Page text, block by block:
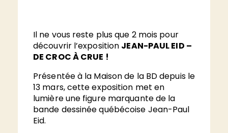
Il ne vous reste plus que 2 mois pour
découvrir l’exposition JEAN-PAUL EID –
DE CROC À CRUE !
Présentée à la Maison de la BD depuis le
13 mars, cette exposition met en
lumière une figure marquante de la
bande dessinée québécoise Jean-Paul
Eid.